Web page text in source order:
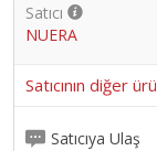
Satıcı
NUERA
Satıcının diğer
Satıcıya Ulaş